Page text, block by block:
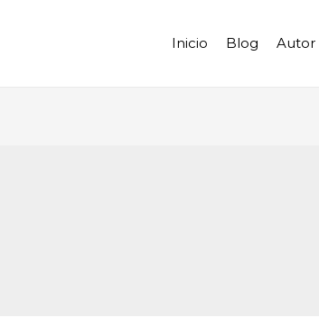
Inicio Blog Autor